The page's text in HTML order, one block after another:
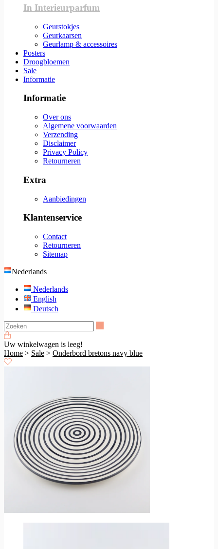
In Interieurparfum
Geurstokjes
Geurkaarsen
Geurlamp & accessoires
Posters
Droogbloemen
Sale
Informatie
Informatie
Over ons
Algemene voorwaarden
Verzending
Disclaimer
Privacy Policy
Retourneren
Extra
Aanbiedingen
Klantenservice
Contact
Retourneren
Sitemap
Nederlands
Nederlands
English
Deutsch
Uw winkelwagen is leeg!
Home > Sale > Onderbord bretons navy blue